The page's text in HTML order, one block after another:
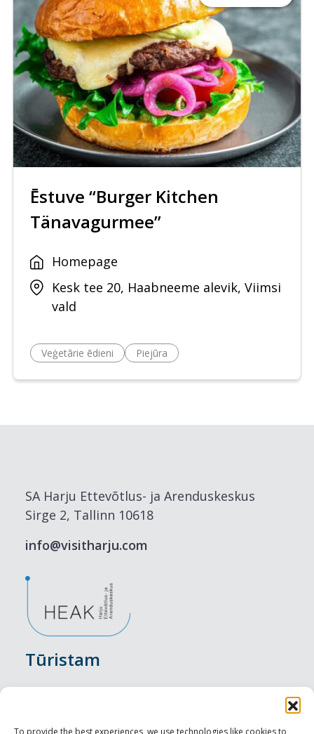
To provide the best experiences, we use technologies like cookies to
Ēstuve “Burger Kitchen
Tänavagurmee”
Homepage
Kesk tee 20, Haabneeme alevik, Viimsi
vald
Veģetārie ēdieni Piejūra
SA Harju Ettevõtlus- ja Arenduskeskus
Sirge 2, Tallinn 10618
info@visitharju.com
Tūristam
Nakšņošana